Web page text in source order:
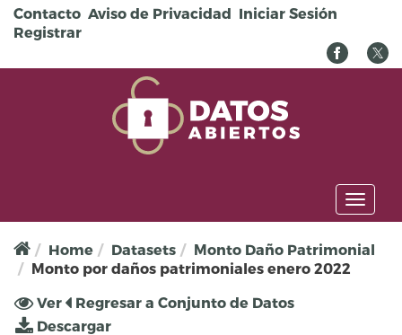
Pasar al contenido principal
Contacto Aviso de Privacidad Iniciar Sesión
Registrar
Toggle
Home
Datasets
Monto Daño Patrimonial
Monto por daños patrimoniales enero 2022
Solapas principales
Ver (solapa
activa)
Regresar a Conjunto de Datos
Descargar